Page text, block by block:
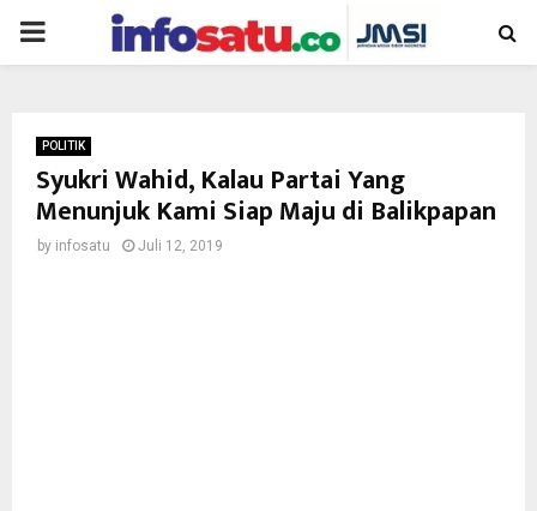
PRIMARY
POLITIK
Syukri Wahid, Kalau Partai Yang
Menunjuk Kami Siap Maju di Balikpapan
by infosatu Juli 12, 2019